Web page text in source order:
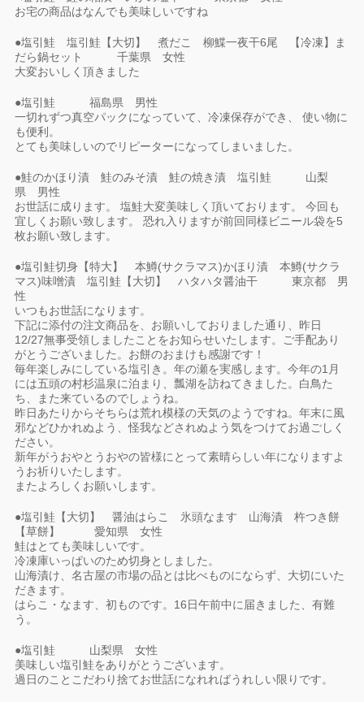
お宅の商品はなんでも美味しいですね
●塩引鮭 塩引鮭【大切】 煮だこ 柳鰈一夜干6尾 【冷凍】ま
だら鍋セット 千葉県 女性
大変おいしく頂きました
●塩引鮭 福島県 男性
一切れずつ真空パックになっていて、冷凍保存ができ、 使い物に
も便利。
とても美味しいのでリピーターになってしまいました。
●鮭のかほり漬 鮭のみそ漬 鮭の焼き漬 塩引鮭 山梨
県 男性
お世話に成ります。 塩鮭大変美味しく頂いております。 今回も
宜しくお願い致します。 恐れ入りますが前回同様ビニール袋を5
枚お願い致します。
●塩引鮭切身【特大】 本鱒(サクラマス)かほり漬 本鱒(サクラ
マス)味噌漬 塩引鮭【大切】 ハタハタ醤油干 東京都 男
性
いつもお世話になります。
下記に添付の注文商品を、お願いしておりました通り、昨日
12/27無事受領しましたことをお知らせいたします。ご手配あり
がとうございました。お餅のおまけも感謝です！
毎年楽しみにしている塩引き。年の瀬を実感します。今年の1月
には五頭の村杉温泉に泊まり、瓢湖を訪ねてきました。白鳥た
ち、また来ているのでしょうね。
昨日あたりからそちらは荒れ模様の天気のようですね。年末に風
邪などひかれぬよう、怪我などされぬよう気をつけてお過ごしく
ださい。
新年がうおやとうおやの皆様にとって素晴らしい年になりますよ
うお祈りいたします。
またよろしくお願いします。
●塩引鮭【大切】 醤油はらこ 氷頭なます 山海漬 杵つき餅
【草餅】 愛知県 女性
鮭はとても美味しいです。
冷凍庫いっぱいのため切身としました。
山海漬け、名古屋の市場の品とは比べものにならず、大切にいた
だきます。
はらこ・なます、初ものです。16日午前中に届きました、有難
う。
●塩引鮭 山梨県 女性
美味しい塩引鮭をありがとうございます。
過日のことこだわり捨てお世話になれればうれしい限りです。